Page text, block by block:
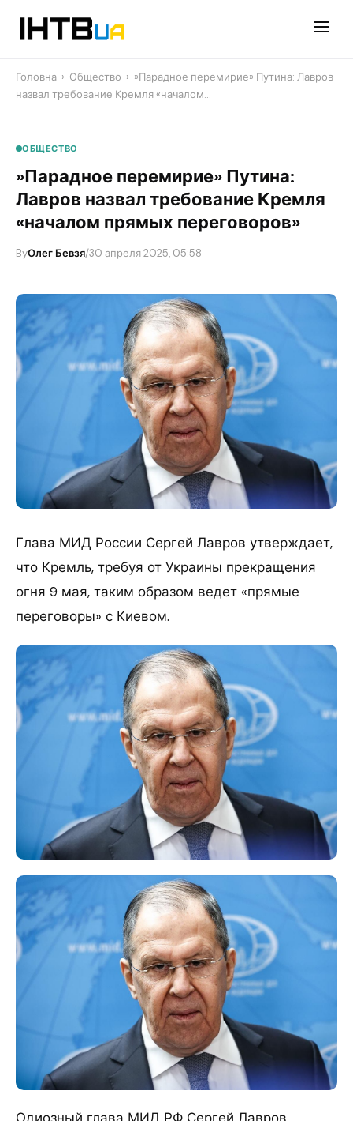
Головна › Общество › ​»Парадное перемирие» Путина: Лавров
назвал требование Кремля «началом…
ОБЩЕСТВО
​»Парадное перемирие» Путина:
Лавров назвал требование Кремля
«началом прямых переговоров»
ByОлег Бевзя/30 апреля 2025, 05:58
Глава МИД России Сергей Лавров утверждает,
что Кремль, требуя от Украины прекращения
огня 9 мая, таким образом ведет «прямые
переговоры» с Киевом.